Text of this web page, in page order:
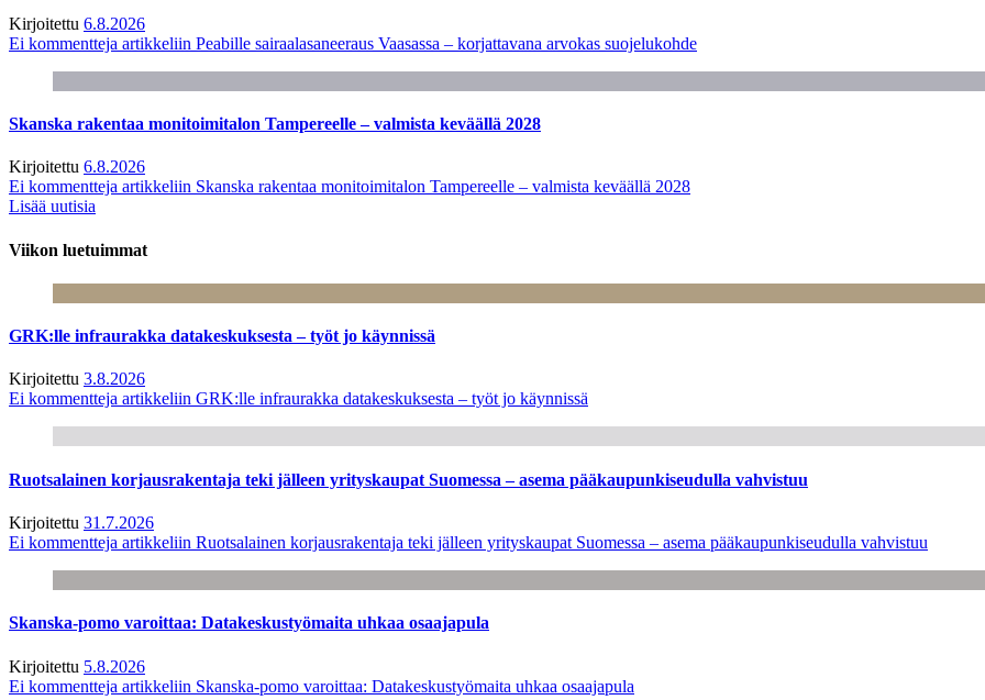
Kirjoitettu 6.8.2026
Ei kommentteja artikkeliin Peabille sairaalasaneeraus Vaasassa – korjattavana arvokas suojelukohde
Skanska rakentaa monitoimitalon Tampereelle – valmista keväällä 2028
Kirjoitettu 6.8.2026
Ei kommentteja artikkeliin Skanska rakentaa monitoimitalon Tampereelle – valmista keväällä 2028
Lisää uutisia
Viikon luetuimmat
GRK:lle infraurakka datakeskuksesta – työt jo käynnissä
Kirjoitettu 3.8.2026
Ei kommentteja artikkeliin GRK:lle infraurakka datakeskuksesta – työt jo käynnissä
Ruotsalainen korjausrakentaja teki jälleen yrityskaupat Suomessa – asema pääkaupunkiseudulla vahvistuu
Kirjoitettu 31.7.2026
Ei kommentteja artikkeliin Ruotsalainen korjausrakentaja teki jälleen yrityskaupat Suomessa – asema pääkaupunkiseudulla vahvistuu
Skanska-pomo varoittaa: Datakeskustyömaita uhkaa osaajapula
Kirjoitettu 5.8.2026
Ei kommentteja artikkeliin Skanska-pomo varoittaa: Datakeskustyömaita uhkaa osaajapula